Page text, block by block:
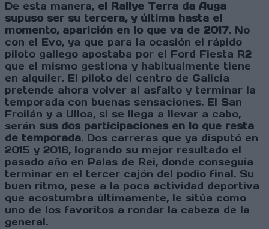
De esta manera, el Rallye Terra da Auga
supuso ser su tercera, y última hasta el
momento, aparición en lo que va de 2017. No
con el Evo, ya que para la ocasión el rápido
piloto gallego apostaba por el Ford Fiesta R2
que el mismo gestiona y habitualmente tiene
en alquiler. El piloto del centro de Galicia
pretende ahora volver al asfalto y terminar la
temporada con buenas sensaciones. El San
Froilán y a Ulloa, si se llega a llevar a cabo,
serán sus dos participaciones en lo que resta
de temporada. Dos carreras que ya disputó en
2015 y 2016, logrando su mejor resultado el
pasado año en Palas de Rei, donde conseguía
terminar en el tercer cajón del podio final. Su
buen ritmo, pese a la poca actividad deportiva
que acostumbra últimamente, le sitúa como
uno de los favoritos a rondar la cabeza de la
general.